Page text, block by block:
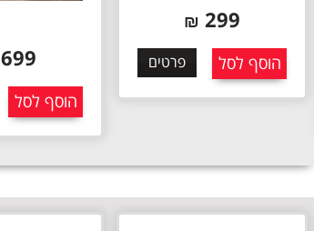
299
₪
הוסף לסל פרטים 699
הוסף לסל